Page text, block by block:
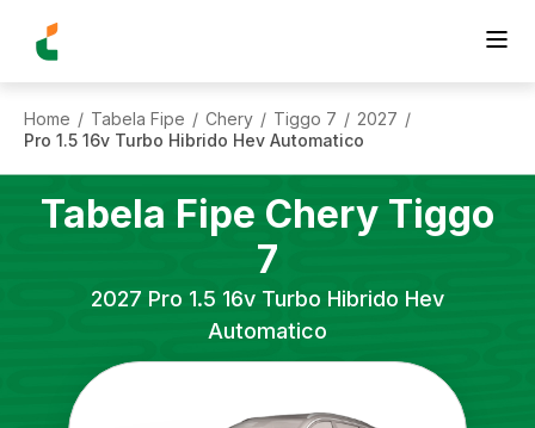
Home / Tabela Fipe / Chery / Tiggo 7 / 2027 /
Pro 1.5 16v Turbo Hibrido Hev Automatico
Tabela Fipe Chery Tiggo
7
2027 Pro 1.5 16v Turbo Hibrido Hev
Automatico